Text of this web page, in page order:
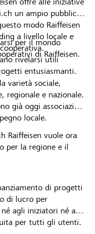
un ampio pubblico
modo Raiffeisen
a livello locale e
rivelarsi utili
entusiasmanti.
per il mondo
di Raiffeisen.
varietà sociale,
regionale e nazionale.
già oggi associazioni
locale.
Raiffeisen vuole ora
per la regione e il
di progetti
di lucro per
né agli iniziatori né ai
per tutti gli utenti.